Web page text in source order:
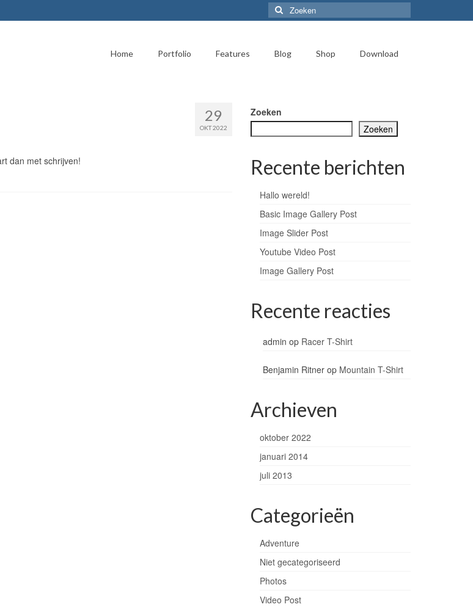
Zoeken
naar:
Home Portfolio Features Blog Shop Download
29
OKT 2022
dan met schrijven!
Zoeken
Zoeken
Recente berichten
Hallo wereld!
Basic Image Gallery Post
Image Slider Post
Youtube Video Post
Image Gallery Post
Recente reacties
admin op Racer T-Shirt
Benjamin Ritnerop Mountain T-Shirt
Archieven
oktober 2022
januari 2014
juli 2013
Categorieën
Adventure
Niet gecategoriseerd
Photos
Video Post